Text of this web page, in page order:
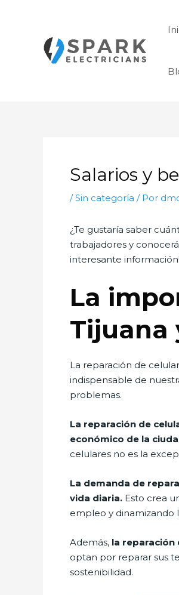
Salarios y
/Sin categoría / Por
¿Te gustaría saber
trabajadores y
interesante información!
La
Tijuana
La reparación de
indispensable de
problemas.
La reparación de
económico de la
celulares no es la
La demanda de
vida diaria. Esto crea
empleo y dinamizando
Además, la reparación
optan por reparar sus
sostenibilidad.
entradas